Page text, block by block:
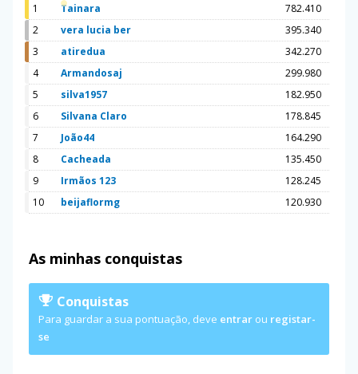
1 Tainara
782.410
2
vera lucia ber
395.340
3
atiredua
342.270
4
Armandosaj
299.980
5
silva1957
182.950
6
Silvana Claro
178.845
7
João44
164.290
8
Cacheada
135.450
9
Irmãos 123
128.245
10
beijaflormg 120.930
As minhas conquistas
Conquistas
Para guardar a sua pontuação, deve entrar ou registar-
se